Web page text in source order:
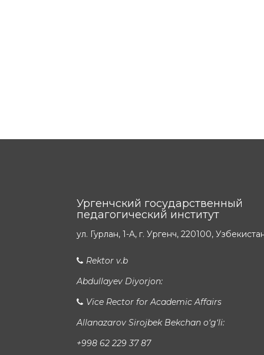
Ургенчский государственный
педагогический институт
ул. Гурлан, 1-A, г. Ургенч, 220100,
Rektor v.b
Abdullayev Diyorjon:
Vice Rector for Academic Affairs
Allanazarov Sirojbek Bekchan o‘g‘li:
+998 62 229 37 87